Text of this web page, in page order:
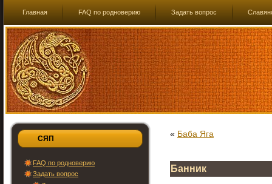
Главная FAQ по родноверию Задать вопрос
СЯП
FAQ по родноверию
Задать вопрос
« Баба Яга
Банник